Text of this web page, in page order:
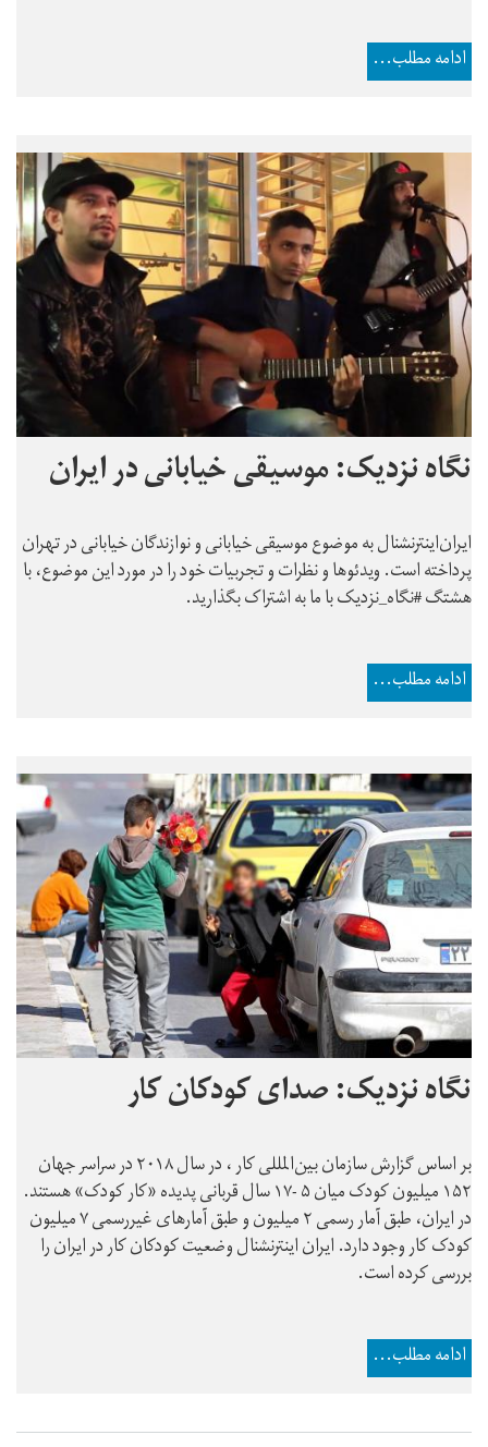
ادامه مطلب...
نگاه نزدیک: موسیقی خیابانی در ایران
ایران‌اینترنشنال به موضوع موسیقی خیابانی و نوازندگان خیابانی در تهران
پرداخته است. ویدئوها و نظرات و تجربیات خود را در مورد این موضوع، با
هشتگ #نگاه_نزدیک با ما به اشتراک بگذارید.
ادامه مطلب...
نگاه نزدیک: صدای کودکان کار
بر اساس گزارش سازمان بین‌المللی کار ، در سال ۲۰۱۸ در سراسر جهان
۱۵۲ میلیون کودک میان ۵ -۱۷ سال قربانی پدیده «کار کودک» هستند.
در ایران، طبق آمار رسمی ۲ میلیون و طبق آمارهای غیررسمی ۷ میلیون
کودک کار وجود دارد. ایران اینترنشنال وضعیت کودکان کار در ایران را
بررسی کرده است.
ادامه مطلب...